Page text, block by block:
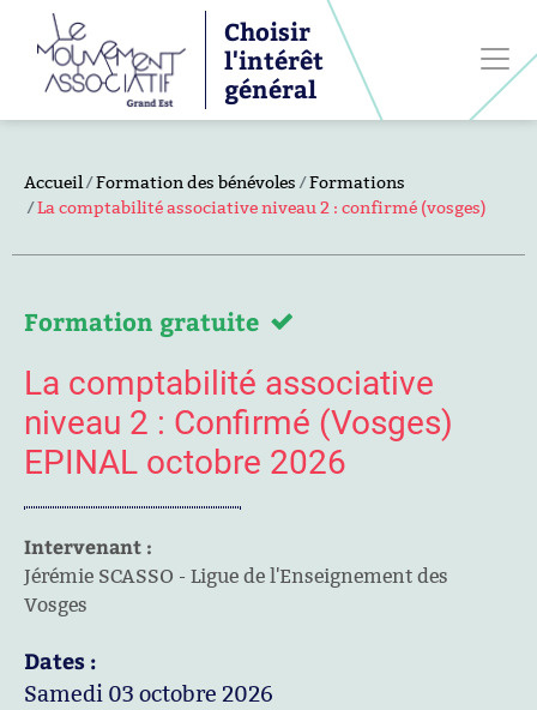
Choisir
l'intérêt
général
Accueil Formation des bénévoles
Formations
La comptabilité associative niveau 2 : confirmé (vosges)
Formation gratuite
La comptabilité associative
niveau 2 : Confirmé (Vosges)
EPINAL octobre 2026
Intervenant :
Jérémie SCASSO - Ligue de l'Enseignement des
Vosges
Dates :
Samedi 03 octobre 2026